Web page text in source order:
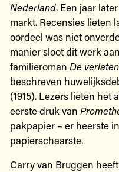
Nederland. Een jaar
markt. Recensies lieten
oordeel was niet
manier sloot dit werk
familieroman De
beschreven
(1915). Lezers lieten het
eerste druk van
pakpapier – er heerste
papierschaarste.
Carry van Bruggen